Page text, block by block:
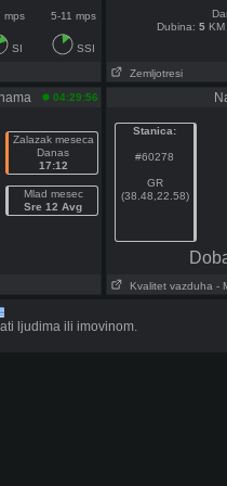
mps 5-11 mps
SI SSI
Dubina: 5
Zemljotresi
04:29:56
Zalazak meseca
Danas
17:12
Mlad mesec
Sre 12 Avg
Stanica:
#60278
GR
(38.48,22.58)
Kvalitet vazduha -
ljudima ili imovinom.